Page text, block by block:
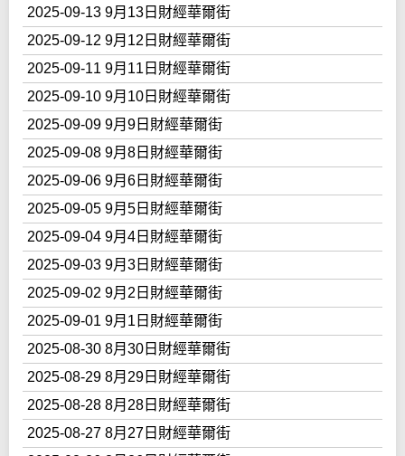
2025-09-13 9月13日財經華爾街
2025-09-12 9月12日財經華爾街
2025-09-11 9月11日財經華爾街
2025-09-10 9月10日財經華爾街
2025-09-09 9月9日財經華爾街
2025-09-08 9月8日財經華爾街
2025-09-06 9月6日財經華爾街
2025-09-05 9月5日財經華爾街
2025-09-04 9月4日財經華爾街
2025-09-03 9月3日財經華爾街
2025-09-02 9月2日財經華爾街
2025-09-01 9月1日財經華爾街
2025-08-30 8月30日財經華爾街
2025-08-29 8月29日財經華爾街
2025-08-28 8月28日財經華爾街
2025-08-27 8月27日財經華爾街